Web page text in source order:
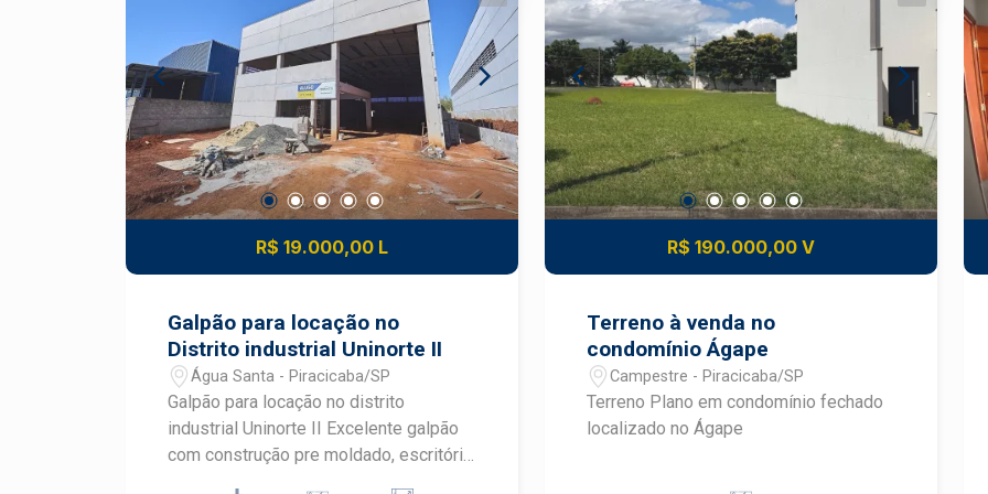
localização estratégica, espaço
funcional e excelente potencial para
diferentes segmentos de negócios.
Frias Neto Consultoria de Imóveis,
mais de 37 anos no mercado imobiliário
de Piracicaba. Agende sua visita.
R$ 19.000,00 L
Galpão para locação no
Distrito industrial Uninorte II
Água Santa - Piracicaba/SP
Galpão para locação no distrito
industrial Uninorte II Excelente galpão
com construção pre moldado, escritório
R$ 190.000,00 V
Terreno à venda no
condomínio Ágape
Campestre - Piracicaba/SP
Terreno Plano em condomínio fechado
localizado no Ágape